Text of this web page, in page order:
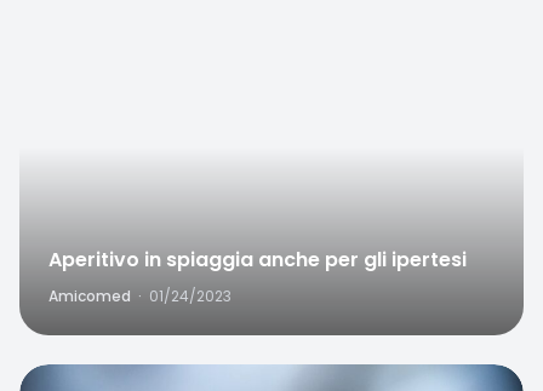
Aperitivo in spiaggia anche per gli ipertesi
Amicomed · 01/24/2023